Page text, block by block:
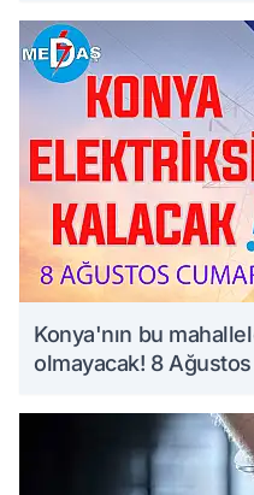
Konya'nın bu
olmayacak! 8